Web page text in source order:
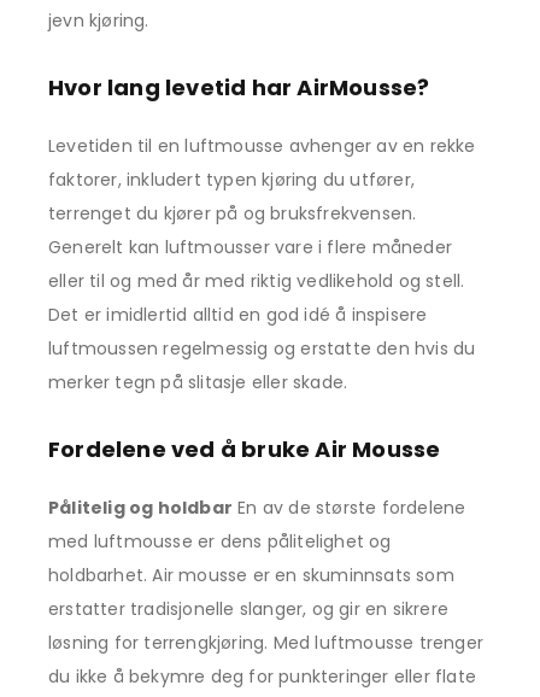
jevn kjøring.
Hvor lang levetid har AirMousse?
Levetiden til en luftmousse avhenger av en rekke
faktorer, inkludert typen kjøring du utfører,
terrenget du kjører på og bruksfrekvensen.
Generelt kan luftmousser vare i flere måneder
eller til og med år med riktig vedlikehold og stell.
Det er imidlertid alltid en god idé å inspisere
luftmoussen regelmessig og erstatte den hvis du
merker tegn på slitasje eller skade.
Fordelene ved å bruke Air Mousse
Pålitelig og holdbar En av de største fordelene
med luftmousse er dens pålitelighet og
holdbarhet. Air mousse er en skuminnsats som
erstatter tradisjonelle slanger, og gir en sikrere
løsning for terrengkjøring. Med luftmousse trenger
du ikke å bekymre deg for punkteringer eller flate